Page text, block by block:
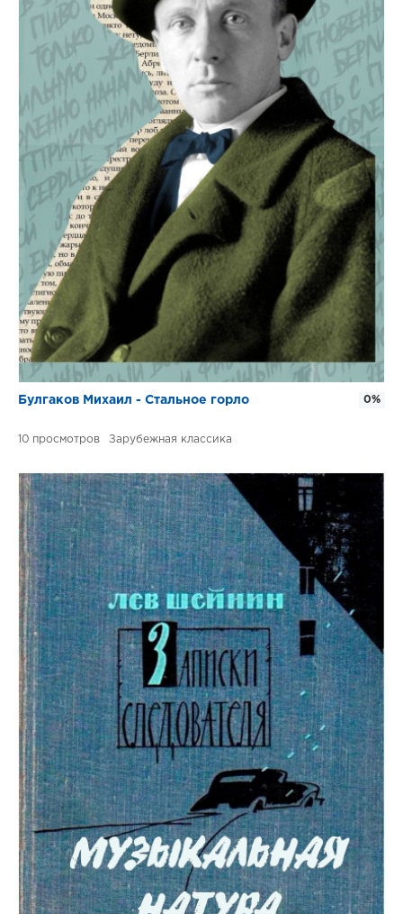
Булгаков Михаил - Стальное горло
10 Зарубежная классика
0%